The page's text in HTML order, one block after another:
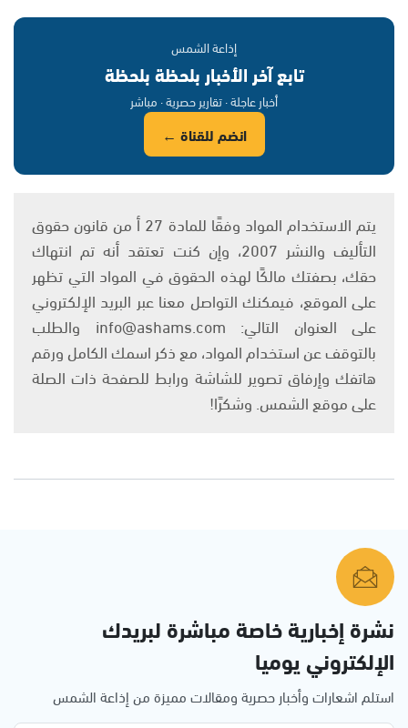
إذاعة الشمس
تابع آخر الأخبار بلحظة بلحظة
أخبار عاجلة · تقارير حصرية · مباشر
انضم للقناة ←
يتم الاستخدام المواد وفقًا للمادة 27 أ من قانون حقوق
التأليف والنشر 2007، وإن كنت تعتقد أنه تم انتهاك
حقك، بصفتك مالكًا لهذه الحقوق في المواد التي تظهر
على الموقع، فيمكنك التواصل معنا عبر البريد الإلكتروني
على العنوان التالي: info@ashams.com والطلب
بالتوقف عن استخدام المواد، مع ذكر اسمك الكامل ورقم
هاتفك وإرفاق تصوير للشاشة ورابط للصفحة ذات الصلة
على موقع الشمس. وشكرًا!
نشرة إخبارية خاصة مباشرة لبريدك
الإلكتروني يوميا
استلم اشعارات وأخبار حصرية ومقالات مميزة من إذاعة الشمس